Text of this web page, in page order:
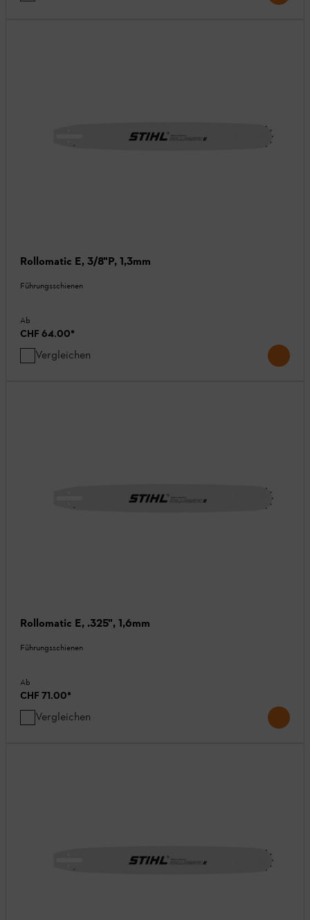
Rollomatic E, 3/8"P, 1,3mm
Führungsschienen
Ab
CHF 64.00*
Vergleichen
Rollomatic E, .325", 1,6mm
Führungsschienen
Ab
CHF 71.00*
Vergleichen